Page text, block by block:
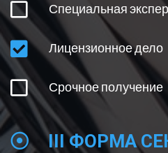
Специальная
Лицензионное дело
Срочное получение
III ФОРМА